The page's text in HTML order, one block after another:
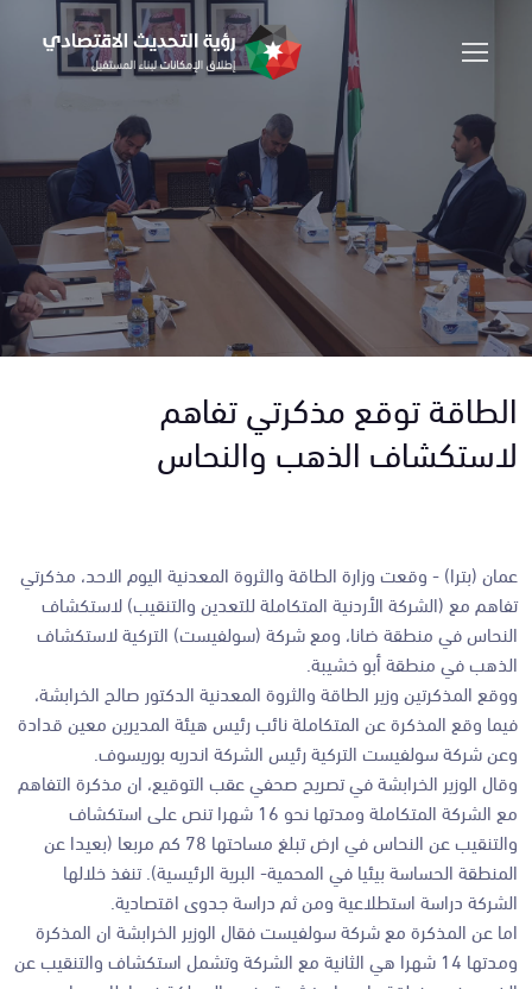
الطاقة توقع مذكرتي تفاهم
لاستكشاف الذهب والنحاس
عمان (بترا) - وقعت وزارة الطاقة والثروة المعدنية اليوم الاحد، مذكرتي
تفاهم مع (الشركة الأردنية المتكاملة للتعدين والتنقيب) لاستكشاف
النحاس في منطقة ضانا، ومع شركة (سولفيست) التركية لاستكشاف
الذهب في منطقة أبو خشيبة.
ووقع المذكرتين وزير الطاقة والثروة المعدنية الدكتور صالح الخرابشة،
فيما وقع المذكرة عن المتكاملة نائب رئيس هيئة المديرين معين قدادة
وعن شركة سولفيست التركية رئيس الشركة اندريه بوريسوف.
وقال الوزير الخرابشة في تصريح صحفي عقب التوقيع، ان مذكرة التفاهم
مع الشركة المتكاملة ومدتها نحو 16 شهرا تنص على استكشاف
والتنقيب عن النحاس في ارض تبلغ مساحتها 78 كم مربعا (بعيدا عن
المنطقة الحساسة بيئيا في المحمية- البرية الرئيسية). تنفذ خلالها
الشركة دراسة استطلاعية ومن ثم دراسة جدوى اقتصادية.
اما عن المذكرة مع شركة سولفيست فقال الوزير الخرابشة ان المذكرة
ومدتها 14 شهرا هي الثانية مع الشركة وتشمل استكشاف والتنقيب عن